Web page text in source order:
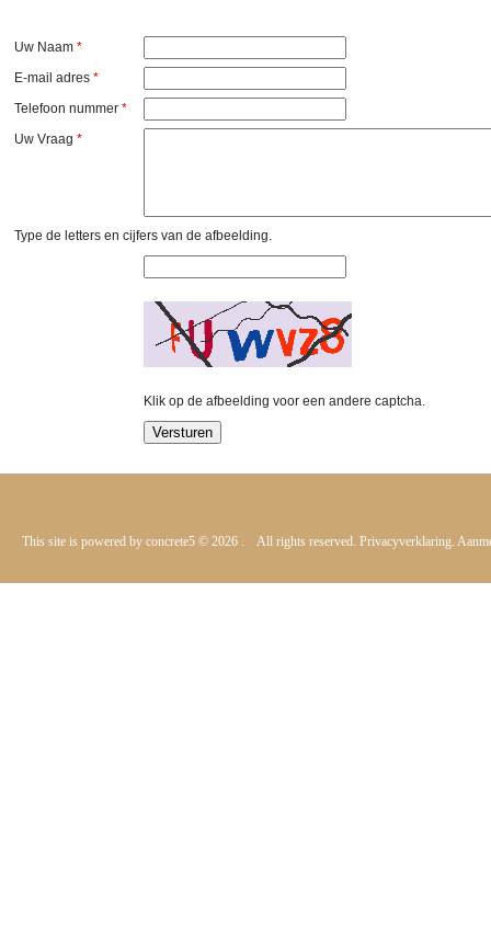
Uw Naam *
E-mail adres *
Telefoon nummer *
Uw Vraag *
Type de letters en cijfers van de afbeelding.
Klik op de afbeelding voor een andere captcha.
This site is powered by concrete5 © 2026 . All rights reserved. Privacyverklaring.